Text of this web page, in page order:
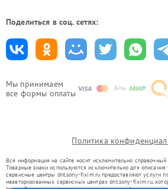
Мы принимаем
все формы оплаты
Поделиться в соц. сетях:
Политика
Вся информация на сайте носит исключительно справочный
Товарные знаки используются исключительно для
сервисные центры dnt.sony-fixim.ru предоставляют услуги
неавторизованных сервисных центрах dnt.sony-fixim.ru,